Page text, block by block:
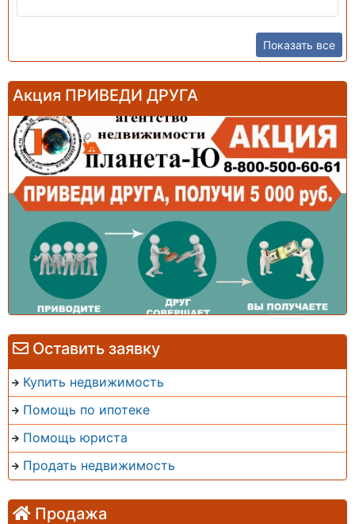
Оставить заявку
Купить недвижимость
Помощь по ипотеке
Помощь юриста
Продать недвижимость
Продажа
Показать все
Акция ПРИВЕДИ ДРУГА